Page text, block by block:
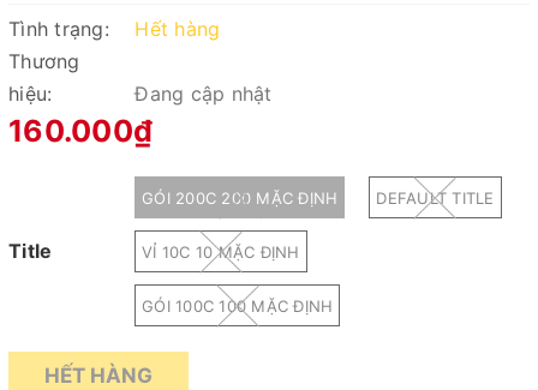
Tình trạng:
Hết hàng
Thương
hiệu:
Đang cập nhật
160.000₫
Title
GÓI 200C 200 MẶC ĐỊNH DEFAULT TITLE
VỈ 10C 10 MẶC ĐỊNH
GÓI 100C 100 MẶC ĐỊNH
HẾT HÀNG